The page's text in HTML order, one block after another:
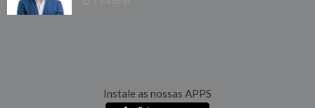
Instale as nossas APPS